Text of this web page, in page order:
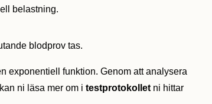
belastning.
blodprov tas.
exponentiell funktion. Genom att analysera
ni läsa mer om i testprotokolletni hittar